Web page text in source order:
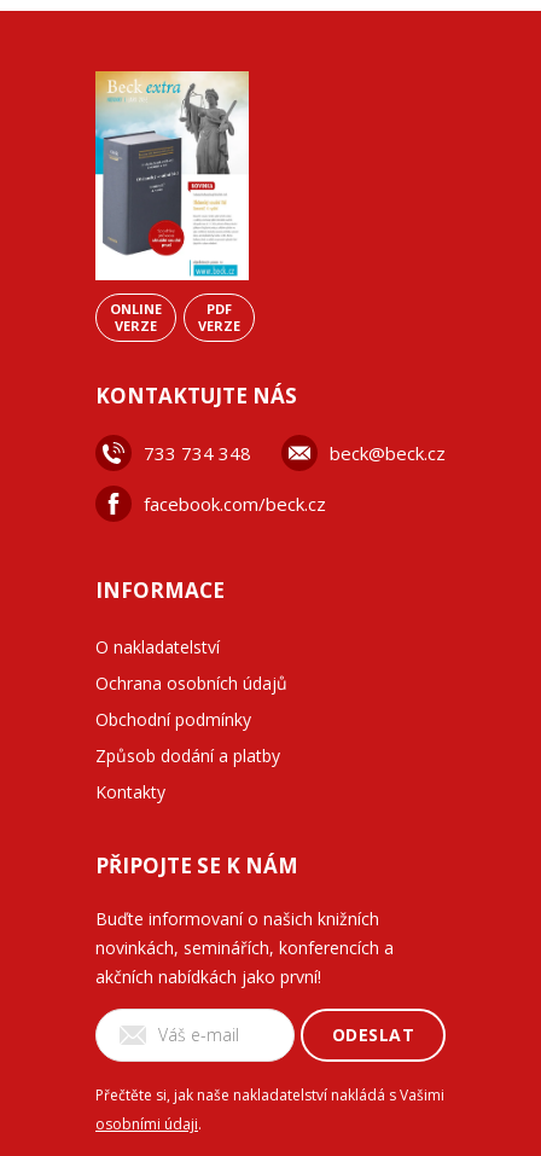
ONLINE
VERZE
PDF
VERZE
KONTAKTUJTE NÁS
733 734 348 beck@beck.cz
facebook.com/beck.cz
INFORMACE
O nakladatelství
Ochrana osobních údajů
Obchodní podmínky
Způsob dodání a platby
Kontakty
PŘIPOJTE SE K NÁM
Buďte informovaní o našich knižních
novinkách, seminářích, konferencích a
akčních nabídkách jako první!
ODESLAT
Přečtěte si, jak naše nakladatelství nakládá s Vašimi
osobními údaji.